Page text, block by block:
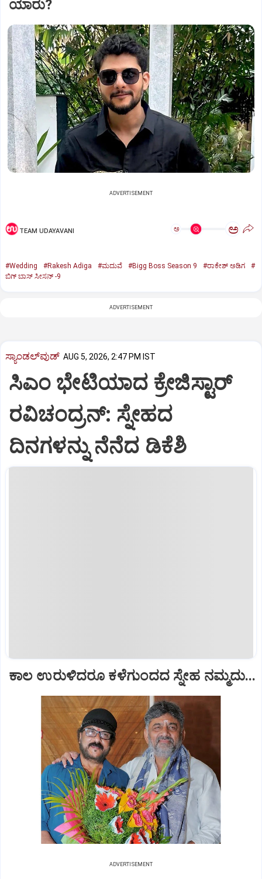
ಯಾರು?
ADVERTISEMENT
TEAM UDAYAVANI ಅ ಅ
#Wedding #Rakesh Adiga #ಮದುವೆ #Bigg Boss Season 9 #ರಾಕೇಶ್ ಅಡಿಗ
#
ಬಿಗ್ ಬಾಸ್ ಸೀಸನ್ -9
ADVERTISEMENT
ಸ್ಯಾಂಡಲ್‌ವುಡ್‌ AUG 5, 2026, 2:47 PM IST
ಸಿಎಂ ಭೇಟಿಯಾದ ಕ್ರೇಜಿಸ್ಟಾರ್‌
ರವಿಚಂದ್ರನ್:‌ ಸ್ನೇಹದ
ದಿನಗಳನ್ನು ನೆನೆದ ಡಿಕೆಶಿ
ಕಾಲ ಉರುಳಿದರೂ ಕಳೆಗುಂದದ ಸ್ನೇಹ ನಮ್ಮದು...
ADVERTISEMENT